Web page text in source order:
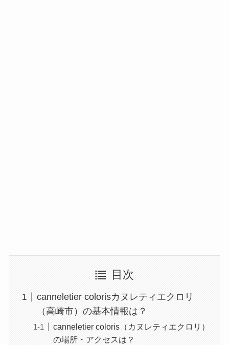
目次
canneletier colorisカヌレティエクロリ
（高崎市）の基本情報は？
canneletier coloris（カヌレティエクロリ）
の場所・アクセスは？